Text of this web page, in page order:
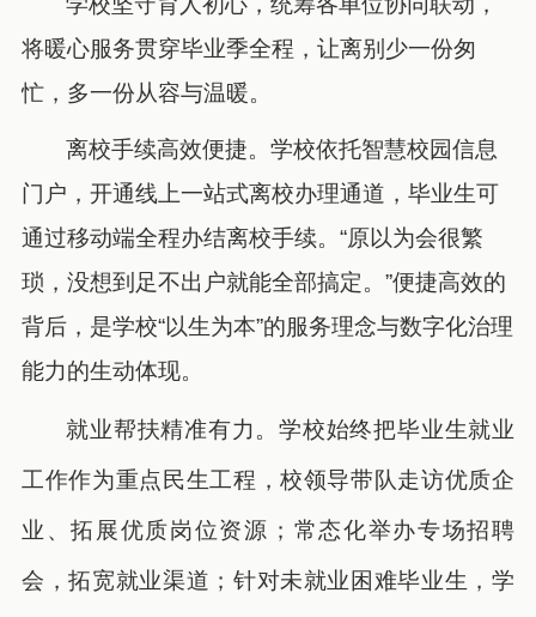
将暖心服务贯穿毕业季全程，让离别少一份匆
忙，多一份从容与温暖。
离校手续高效便捷。学校依托智慧校园信息
门户，开通线上一站式离校办理通道，毕业生可
通过移动端全程办结离校手续。“原以为会很繁
琐，没想到足不出户就能全部搞定。”便捷高效的
背后，是学校“以生为本”的服务理念与数字化治理
能力的生动体现。
就业帮扶精准有力。学校始终把毕业生就业
工作作为重点民生工程，校领导带队走访优质企
业、拓展优质岗位资源；常态化举办专场招聘
会，拓宽就业渠道；针对未就业困难毕业生，学